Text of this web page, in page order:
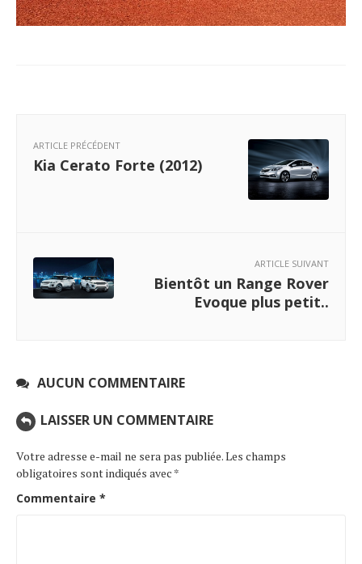
ARTICLE PRÉCÉDENT
Kia Cerato Forte (2012)
ARTICLE SUIVANT
Bientôt un Range Rover
Evoque plus petit..
AUCUN COMMENTAIRE
LAISSER UN COMMENTAIRE
Votre adresse e-mail ne sera pas publiée.Les champs
obligatoires sont indiqués avec *
Commentaire *